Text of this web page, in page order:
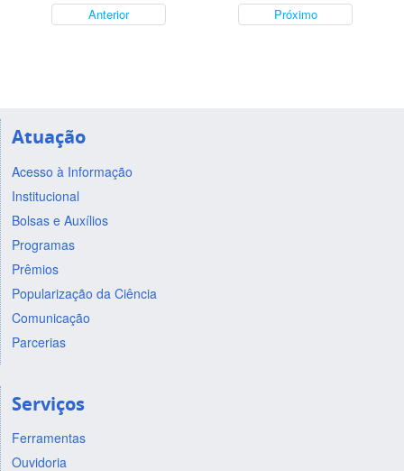
Anterior Próximo
Atuação
Acesso à Informação
Institucional
Bolsas e Auxílios
Programas
Prêmios
Popularização da Ciência
Comunicação
Parcerias
Serviços
Ferramentas
Ouvidoria